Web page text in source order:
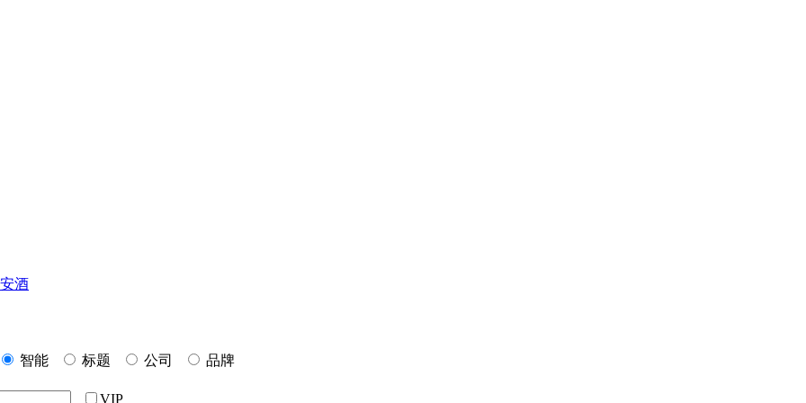
酒
智能 标题 公司 品牌
VIP